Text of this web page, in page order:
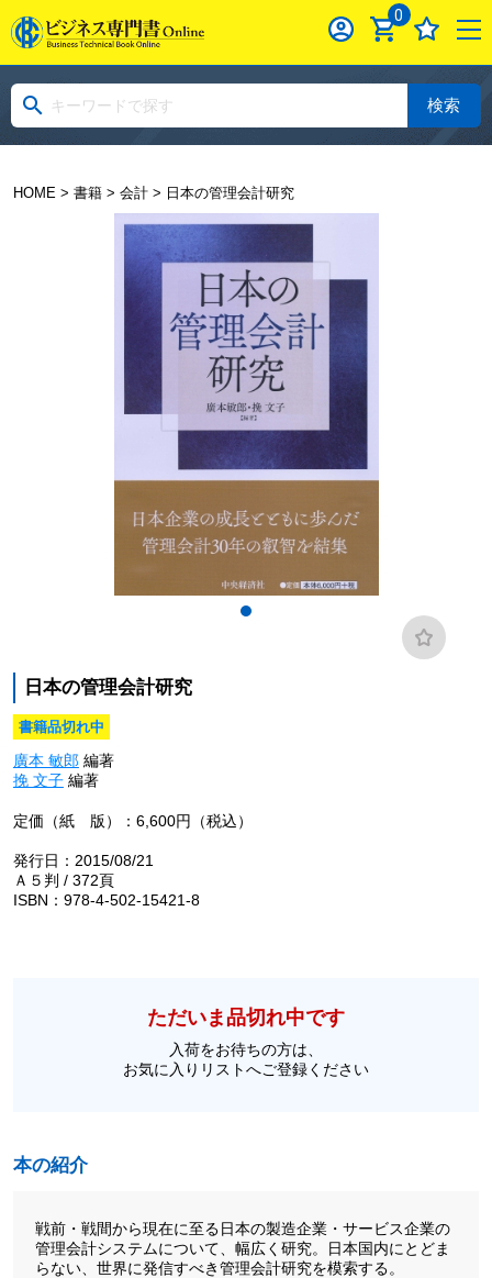
0
検索
HOME> 書籍> 会計> 日本の管理会計研究
日本の管理会計研究
書籍品切れ中
廣本 敏郎 編著
挽 文子編著
定価（紙 版）：6,600円（税込）
発行日：2015/08/21
Ａ５判 / 372頁
ISBN：978-4-502-15421-8
ただいま品切れ中です
入荷をお待ちの方は、
お気に入りリストへご登録ください
本の紹介
戦前・戦間から現在に至る日本の製造企業・サービス企業の
管理会計システムについて、幅広く研究。日本国内にとどま
らない、世界に発信すべき管理会計研究を模索する。